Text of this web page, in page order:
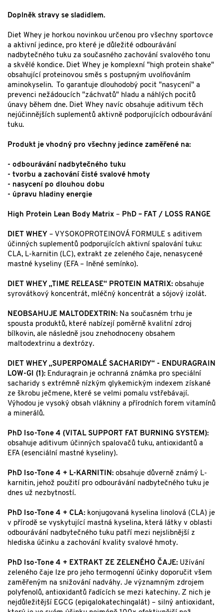
Doplněk stravy se sladidlem.
Diet Whey je horkou novinkou určenou pro všechny sportovce
a aktivní jedince, pro které je důležité odbourávání
nadbytečného tuku za současného zachování svalového tonu
a skvělé kondice. Diet Whey je komplexní "high protein shake"
obsahující proteinovou směs s postupným uvolňováním
aminokyselin. To garantuje dlouhodobý pocit "nasycení" a
prevenci nežádoucích "záchvatů" hladu a náhlých pocitů
únavy během dne. Diet Whey navíc obsahuje aditivum těch
nejúčinnějších suplementů aktivně podporujících odbourávání
tuku.
Produkt je vhodný pro všechny jedince zaměřené na:
- odbourávání nadbytečného tuku
- tvorbu a zachování čisté svalové hmoty
- nasycení po dlouhou dobu
- úpravu hladiny energie
High Protein Lean Body Matrix – PhD – FAT / LOSS RANGE
DIET WHEY – VYSOKOPROTEINOVÁ FORMULE s aditivem
účinných suplementů podporujících aktivní spalování tuku:
CLA, L-karnitin (LC), extrakt ze zeleného čaje, nenasycené
mastné kyseliny (EFA – lněné semínko).
DIET WHEY „TIME RELEASE“ PROTEIN MATRIX: obsahuje
syrovátkový koncentrát, mléčný koncentrát a sójový izolát.
NEOBSAHUJE MALTODEXTRIN: Na současném trhu je
spousta produktů, které nabízejí poměrně kvalitní zdroj
bílkovin, ale následně jsou znehodnoceny obsahem
maltodextrinu a dextrózy.
DIET WHEY „SUPERPOMALÉ SACHARIDY“ - ENDURAGRAIN
LOW-GI (1): Enduragrain je ochranná známka pro speciální
sacharidy s extrémně nízkým glykemickým indexem získané
ze škrobu ječmene, které se velmi pomalu vstřebávají.
Výhodou je vysoký obsah vlákniny a přírodních forem vitamínů
a minerálů.
PhD Iso-Tone 4 (VITAL SUPPORT FAT BURNING SYSTEM):
obsahuje aditivum účinných spalovačů tuku, antioxidantů a
EFA (esenciální mastné kyseliny).
PhD Iso-Tone 4 + L-KARNITIN: obsahuje důverně známý L-
karnitin, jehož použití pro odbourávání nadbytečného tuku je
dnes už nezbytností.
PhD Iso-Tone 4 + CLA: konjugovaná kyselina linolová (CLA) je
v přírodě se vyskytující mastná kyselina, která látky v oblasti
odbourávání nadbytečného tuku patří mezi nejslibnější z
hlediska účinku a zachování kvality svalové hmoty.
PhD Iso-Tone 4 + EXTRAKT ZE ZELENÉHO ČAJE: Užívání
zeleného čaje lze pro jeho termogenní účinky doporučit všem
zaměřeným na snižování nadváhy. Je významným zdrojem
polyfenolů, antioxidantů řadících se mezi katechiny. Z nich je
nejdůležitější EGCG (epigalokatechingalát) – silný antioxidant,